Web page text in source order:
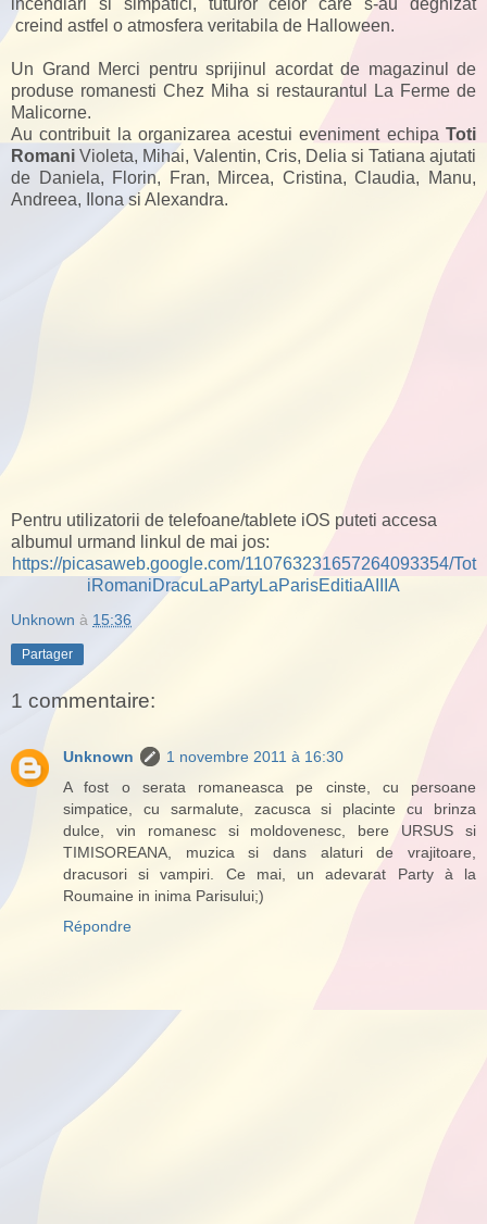
incendiari si simpatici, tuturor celor care s-au deghizat
creind astfel o atmosfera veritabila de Halloween.
Un Grand Merci pentru sprijinul acordat de magazinul de
produse romanesti Chez Miha si restaurantul La Ferme de
Malicorne.
Au contribuit la organizarea acestui eveniment echipa Toti
Romani Violeta, Mihai, Valentin, Cris, Delia si Tatiana ajutati
de Daniela, Florin, Fran, Mircea, Cristina, Claudia, Manu,
Andreea, Ilona si Alexandra.
Pentru utilizatorii de telefoane/tablete iOS puteti accesa
albumul urmand linkul de mai jos:
https://picasaweb.google.com/110763231657264093354/Tot
iRomaniDracuLaPartyLaParisEditiaAIIIA
Unknown à 15:36
Partager
1 commentaire:
Unknown
1 novembre 2011 à 16:30
A fost o serata romaneasca pe cinste, cu persoane
simpatice, cu sarmalute, zacusca si placinte cu brinza
dulce, vin romanesc si moldovenesc, bere URSUS si
TIMISOREANA, muzica si dans alaturi de vrajitoare,
dracusori si vampiri. Ce mai, un adevarat Party à la
Roumaine in inima Parisului;)
Répondre